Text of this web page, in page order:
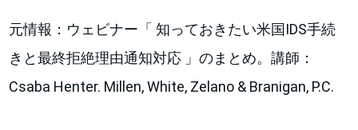
元情報：ウェビナー「 知っておきたい米国IDS手続
きと最終拒絶理由通知対応 」のまとめ。講師：
Csaba Henter. Millen, White, Zelano & Branigan, P.C.